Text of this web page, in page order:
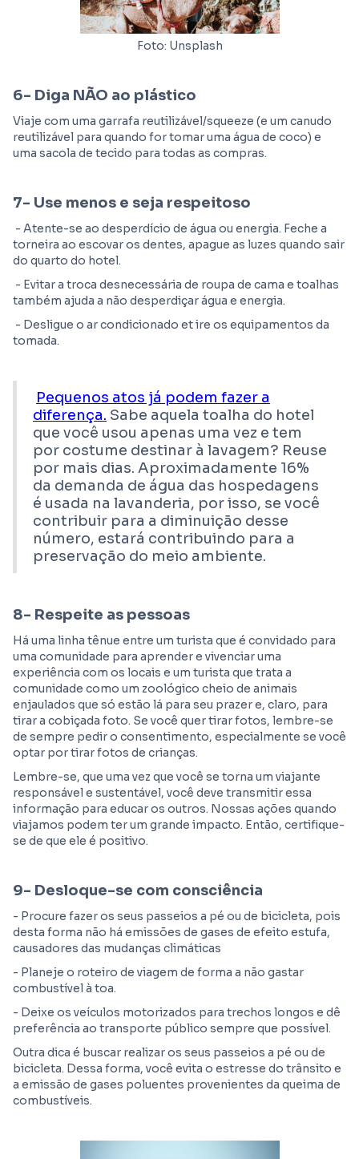
Foto: Unsplash
6- Diga NÃO ao plástico
Viaje com uma garrafa reutilizável/squeeze (e um canudo
reutilizável para quando for tomar uma água de coco) e
uma sacola de tecido para todas as compras.
7- Use menos e seja respeitoso
- Atente-se ao desperdício de água ou energia. Feche a
torneira ao escovar os dentes, apague as luzes quando sair
do quarto do hotel.
- Evitar a troca desnecessária de roupa de cama e toalhas
também ajuda a não desperdiçar água e energia.
- Desligue o ar condicionado et ire os equipamentos da
tomada.
Pequenos atos já podem fazer a
diferença. Sabe aquela toalha do hotel
que você usou apenas uma vez e tem
por costume destinar à lavagem? Reuse
por mais dias. Aproximadamente 16%
da demanda de água das hospedagens
é usada na lavanderia, por isso, se você
contribuir para a diminuição desse
número, estará contribuindo para a
preservação do meio ambiente.
8- Respeite as pessoas
Há uma linha tênue entre um turista que é convidado para
uma comunidade para aprender e vivenciar uma
experiência com os locais e um turista que trata a
comunidade como um zoológico cheio de animais
enjaulados que só estão lá para seu prazer e, claro, para
tirar a cobiçada foto. Se você quer tirar fotos, lembre-se
de sempre pedir o consentimento, especialmente se você
optar por tirar fotos de crianças.
Lembre-se, que uma vez que você se torna um viajante
responsável e sustentável, você deve transmitir essa
informação para educar os outros. Nossas ações quando
viajamos podem ter um grande impacto. Então, certifique-
se de que ele é positivo.
9- Desloque-se com consciência
- Procure fazer os seus passeios a pé ou de bicicleta, pois
desta forma não há emissões de gases de efeito estufa,
causadores das mudanças climáticas
- Planeje o roteiro de viagem de forma a não gastar
combustível à toa.
- Deixe os veículos motorizados para trechos longos e dê
preferência ao transporte público sempre que possível.
Outra dica é buscar realizar os seus passeios a pé ou de
bicicleta. Dessa forma, você evita o estresse do trânsito e
a emissão de gases poluentes provenientes da queima de
combustíveis.